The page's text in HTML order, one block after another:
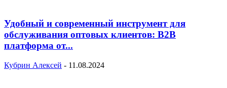
Удобный и современный инструмент для
обслуживания оптовых клиентов: B2B
платформа от...
Кубрин Алексей - 11.08.2024